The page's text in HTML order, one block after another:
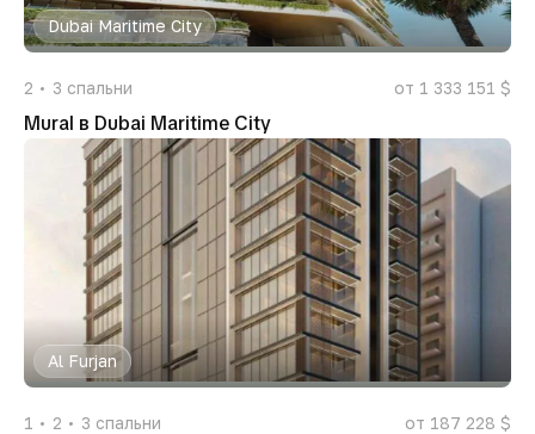
Dubai Maritime City
2 3 спальни от 1 333 151 $
Mural в Dubai Maritime City
Al Furjan
1 2 3 спальни от 187 228 $